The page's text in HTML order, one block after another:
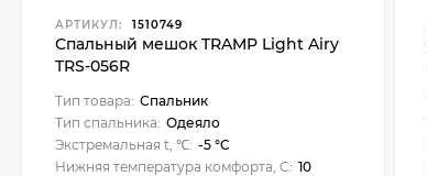
АРТИКУЛ: 1510749
Спальный мешок TRAMP Light Airy
TRS-056R
Тип товара: Спальник
Тип спальника: Одеяло
Экстремальная t, ℃: -5 °C
Нижняя температура комфорта, C: 10